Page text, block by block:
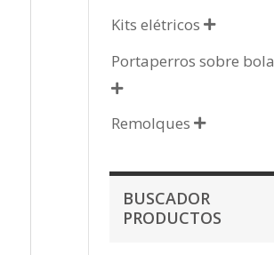
Kits elétricos 
Portaperros sobre bola

Remolques 
BUSCADOR
PRODUCTOS